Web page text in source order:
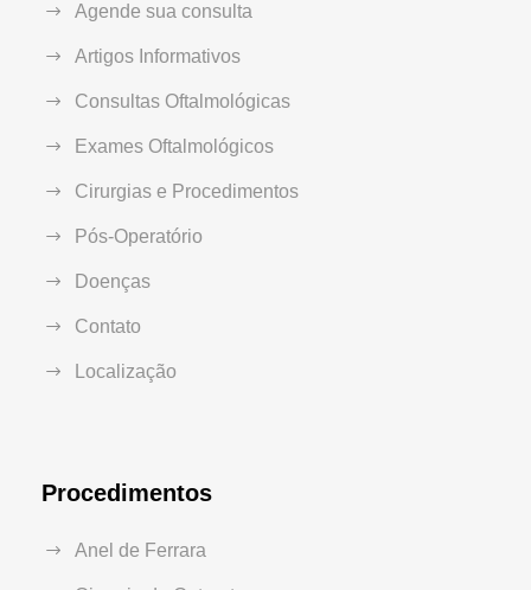
Agende sua consulta
Artigos Informativos
Consultas Oftalmológicas
Exames Oftalmológicos
Cirurgias e Procedimentos
Pós-Operatório
Doenças
Contato
Localização
Procedimentos
Anel de Ferrara